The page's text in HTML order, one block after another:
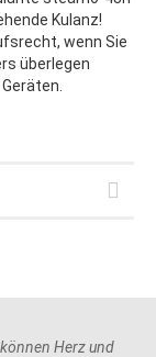
Kulanz!
wenn Sie
überlegen
Herz und